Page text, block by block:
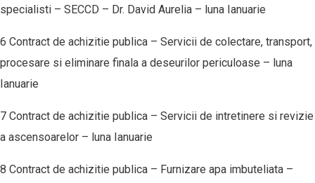
specialisti – SECCD – Dr. David Aurelia – luna Ianuarie
6 Contract de achizitie publica – Servicii de colectare, transport,
procesare si eliminare finala a deseurilor periculoase – luna
Ianuarie
7 Contract de achizitie publica – Servicii de intretinere si revizie
a ascensoarelor – luna Ianuarie
8 Contract de achizitie publica – Furnizare apa imbuteliata –